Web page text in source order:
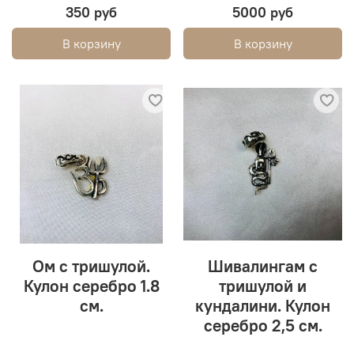
350 руб
В корзину
5000 руб
В корзину
Ом с тришулой.
Кулон серебро 1.8
см.
Шивалингам с
тришулой и
кундалини. Кулон
серебро 2,5 см.